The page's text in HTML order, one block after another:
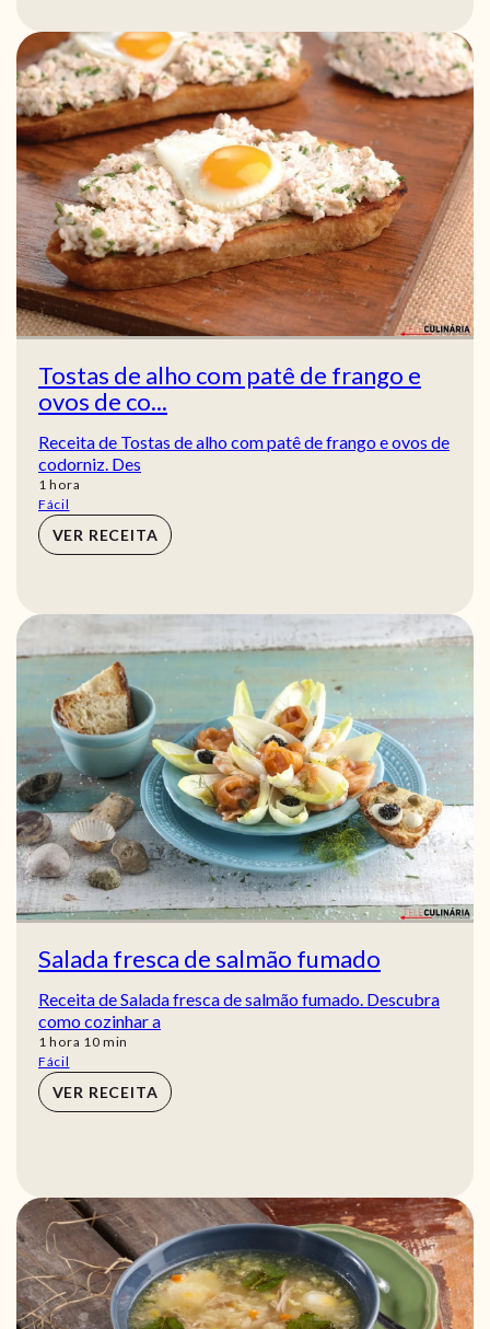
Tostas de alho com patê de frango e
ovos de co...
Receita de Tostas de alho com patê de frango e ovos de
codorniz. Des
1 hora
hora
Fácil
VER RECEITA
Salada fresca de salmão fumado
Receita de Salada fresca de salmão fumado. Descubra
como cozinhar a
1 hora
hora 10min
min
Fácil
VER RECEITA